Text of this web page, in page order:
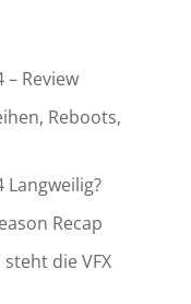
– Review
Reboots,
Langweilig?
Recap
die VFX